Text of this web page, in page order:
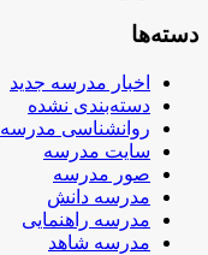
دسته‌ها
اخبار مدرسه جدید
دسته‌بندی نشده
روانشناسی مدرسه
سایت مدرسه
صور مدرسه
مدرسه دانش
مدرسه راهنمایی
مدرسه شاهد